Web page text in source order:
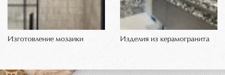
Изготовление мозаики Изделия из керамогранита